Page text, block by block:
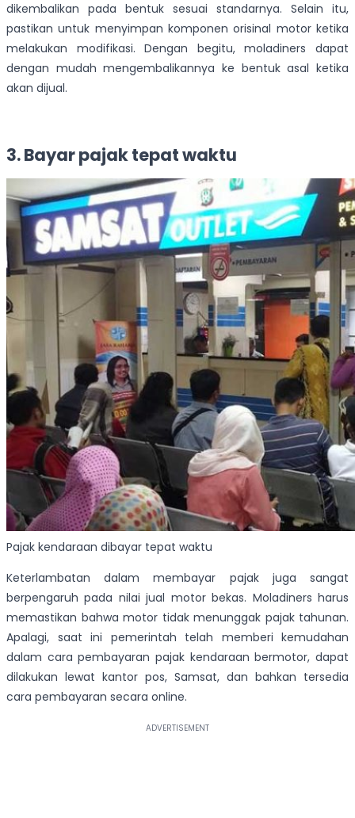
dikembalikan pada bentuk sesuai standarnya. Selain itu,
pastikan untuk menyimpan komponen orisinal motor ketika
melakukan modifikasi. Dengan begitu, moladiners dapat
dengan mudah mengembalikannya ke bentuk asal ketika
akan dijual.
3. Bayar pajak tepat waktu
Pajak kendaraan dibayar tepat waktu
Keterlambatan dalam membayar pajak juga sangat
berpengaruh pada nilai jual motor bekas. Moladiners harus
memastikan bahwa motor tidak menunggak pajak tahunan.
Apalagi, saat ini pemerintah telah memberi kemudahan
dalam cara pembayaran pajak kendaraan bermotor, dapat
dilakukan lewat kantor pos, Samsat, dan bahkan tersedia
cara pembayaran secara online.